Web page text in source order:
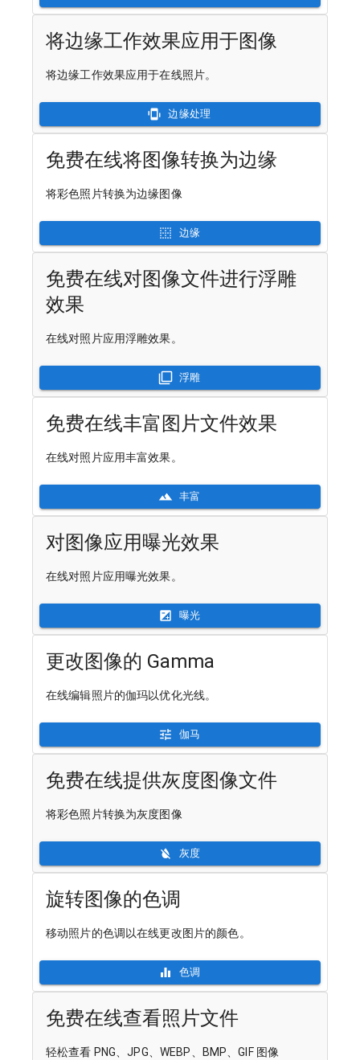
将边缘工作效果应用于图像
将边缘工作效果应用于在线照片。
边缘处理
免费在线将图像转换为边缘
将彩色照片转换为边缘图像
边缘
免费在线对图像文件进行浮雕
效果
在线对照片应用浮雕效果。
浮雕
免费在线丰富图片文件效果
在线对照片应用丰富效果。
丰富
对图像应用曝光效果
在线对照片应用曝光效果。
曝光
更改图像的 Gamma
在线编辑照片的伽玛以优化光线。
伽马
免费在线提供灰度图像文件
将彩色照片转换为灰度图像
灰度
旋转图像的色调
移动照片的色调以在线更改图片的颜色。
色调
免费在线查看照片文件
轻松查看 PNG、JPG、WEBP、BMP、GIF 图像